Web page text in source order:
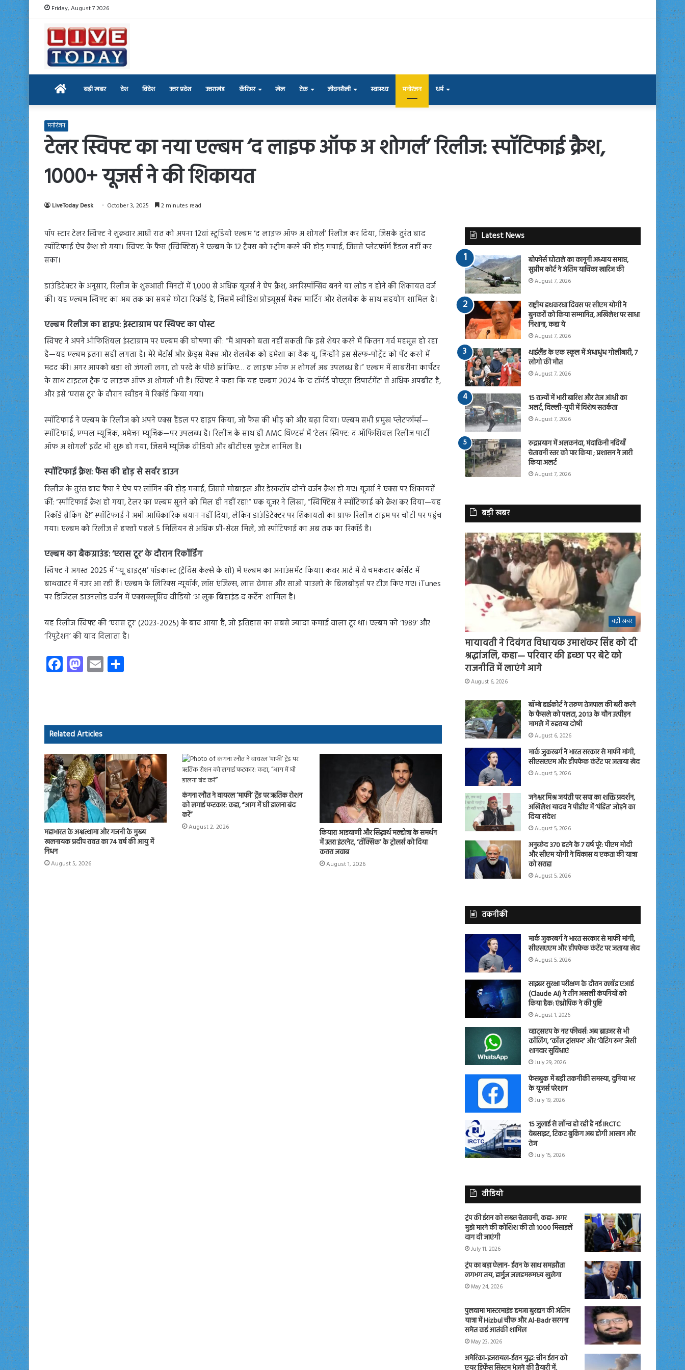
Friday, August 7 2026
Home बड़ी खबर देश विदेश उत्तर प्रदेश उत्तराखंड कॅरिअर खेल टेक जीवनशैली स्वास्थ्य मनोरंजन धर्म
मनोरंजन
टेलर स्विफ्ट का नया एल्बम ‘द लाइफ ऑफ अ शोगर्ल’ रिलीज: स्पॉटिफाई क्रैश,
1000+ यूजर्स ने की शिकायत
LiveToday Desk October 3, 2025 2 minutes read
पॉप स्टार टेलर स्विफ्ट ने शुक्रवार आधी रात को अपना 12वां स्टूडियो एल्बम ‘द लाइफ ऑफ अ शोगर्ल’ रिलीज कर दिया, जिसके तुरंत बाद
स्पॉटिफाई ऐप क्रैश हो गया। स्विफ्ट के फैंस (स्विफ्टिस) ने एल्बम के 12 ट्रैक्स को स्ट्रीम करने की होड़ मचाई, जिससे प्लेटफॉर्म हैंडल नहीं कर
सका।
डाउंडिटेक्टर के अनुसार, रिलीज के शुरुआती मिनटों में 1,000 से अधिक यूजर्स ने ऐप क्रैश, अनरिस्पॉन्सिव बनने या लोड न होने की शिकायत दर्ज
की। यह एल्बम स्विफ्ट का अब तक का सबसे छोटा रिकॉर्ड है, जिसमें स्वीडिश प्रोड्यूसर्स मैक्स मार्टिन और शेलबैक के साथ सहयोग शामिल है।
एल्बम रिलीज का हाइप: इंस्टाग्राम पर स्विफ्ट का पोस्ट
स्विफ्ट ने अपने ऑफिशियल इंस्टाग्राम पर एल्बम की घोषणा की: “मैं आपको बता नहीं सकती कि इसे शेयर करने में कितना गर्व महसूस हो रहा
है—यह एल्बम इतना सही लगता है। मेरे मेंटॉर्स और फ्रेंड्स मैक्स और शेलबैक को हमेशा का थैंक यू, जिन्होंने इस सेल्फ-पोर्ट्रेट को पेंट करने में
मदद की। अगर आपको बड़ा शो जंगली लगा, तो परदे के पीछे झांकिए… द लाइफ ऑफ अ शोगर्ल अब उपलब्ध है।” एल्बम में साबरीना कार्पेंटर
के साथ टाइटल ट्रैक ‘द लाइफ ऑफ अ शोगर्ल’ भी है। स्विफ्ट ने कहा कि यह एल्बम 2024 के ‘द टॉर्चर्ड पोएट्स डिपार्टमेंट’ से अधिक अपबीट है,
और इसे ‘एरास टूर’ के दौरान स्वीडन में रिकॉर्ड किया गया।
स्पॉटिफाई ने एल्बम के रिलीज को अपने एक्स हैंडल पर हाइप किया, जो फैंस की भीड़ को और बढ़ा दिया। एल्बम सभी प्रमुख प्लेटफॉर्म्स—
स्पॉटिफाई, एप्पल म्यूजिक, अमेजन म्यूजिक—पर उपलब्ध है। रिलीज के साथ ही AMC थिएटर्स में ‘टेलर स्विफ्ट: द ऑफिशियल रिलीज पार्टी
ऑफ अ शोगर्ल’ इवेंट भी शुरू हो गया, जिसमें म्यूजिक वीडियो और बीटीएस फुटेज शामिल हैं।
स्पॉटिफाई क्रैश: फैंस की होड़ से सर्वर डाउन
रिलीज के तुरंत बाद फैंस ने ऐप पर लॉगिन की होड़ मचाई, जिससे मोबाइल और डेस्कटॉप दोनों वर्जन क्रैश हो गए। यूजर्स ने एक्स पर शिकायतें
कीं: “स्पॉटिफाई क्रैश हो गया, टेलर का एल्बम सुनने को मिल ही नहीं रहा!” एक यूजर ने लिखा, “स्विफ्टिस ने स्पॉटिफाई को क्रैश कर दिया—यह
रिकॉर्ड ब्रेकिंग है!” स्पॉटिफाई ने अभी आधिकारिक बयान नहीं दिया, लेकिन डाउंडिटेक्टर पर शिकायतों का ग्राफ रिलीज टाइम पर चोटी पर पहुंच
गया। एल्बम को रिलीज से हफ्तों पहले 5 मिलियन से अधिक प्री-सेव्स मिले, जो स्पॉटिफाई का अब तक का रिकॉर्ड है।
एल्बम का बैकग्राउंड: ‘एरास टूर’ के दौरान रिकॉर्डिंग
स्विफ्ट ने अगस्त 2025 में ‘न्यू हाइट्स’ पॉडकास्ट (ट्रैविस केल्से के शो) में एल्बम का अनाउंसमेंट किया। कवर आर्ट में वे चमकदार कॉर्सेट में
बाथवाटर में नजर आ रही हैं। एल्बम के लिरिक्स न्यूयॉर्क, लॉस एंजिल्स, लास वेगास और साओ पाउलो के बिलबोर्ड्स पर टीज किए गए। iTunes
पर डिजिटल डाउनलोड वर्जन में एक्सक्लूसिव वीडियो ‘अ लुक बिहाइंड द कर्टेन’ शामिल है।
यह रिलीज स्विफ्ट की ‘एरास टूर’ (2023-2025) के बाद आया है, जो इतिहास का सबसे ज्यादा कमाई वाला टूर था। एल्बम को ‘1989’ और
‘रिपुटेशन’ की याद दिलाता है।
Fa
ce
ok
M
as
o
n
E
m
Related Articles
महाभारत के अश्वत्थामा और गजनी के मुख्य
खलनायक प्रदीप रावत का 74 वर्ष की आयु में
निधन
August 5, 2026
कंगना रनौत ने वायरल ‘माफी’ ट्रेंड पर ऋतिक रोशन
को लगाई फटकार: कहा, “आग में घी डालना बंद
करें”
August 2, 2026
कियारा आडवाणी और सिद्धार्थ मल्होत्रा के समर्थन
में उतरा इंटरनेट, ‘टॉक्सिक’ के ट्रोलर्स को दिया
करारा जवाब
August 1, 2026
Latest News
बोफोर्स घोटाले का कानूनी अध्याय समाप्त,
सुप्रीम कोर्ट ने अंतिम याचिका खारिज की
August 7, 2026
राष्ट्रीय हथकरघा दिवस पर सीएम योगी ने
बुनकरों को किया सम्मानित, अखिलेश पर साधा
निशाना, कहा ये
August 7, 2026
थाईलैंड के एक स्कूल में अंधाधुंध गोलीबारी, 7
लोगो की मौत
August 7, 2026
15 राज्यों में भारी बारिश और तेज आंधी का
अलर्ट, दिल्ली-यूपी में विशेष सतर्कता
August 7, 2026
रुद्रप्रयाग में अलकनंदा, मंदाकिनी नदियाँ
चेतावनी स्तर को पार किया ; प्रशासन ने जारी
किया अलर्ट
August 7, 2026
बड़ी खबर
बड़ी खबर
मायावती ने दिवंगत विधायक उमाशंकर सिंह को दी
श्रद्धांजलि, कहा— परिवार की इच्छा पर बेटे को
राजनीति में लाएंगे आगे
August 6, 2026
बॉम्बे हाईकोर्ट ने तरुण तेजपाल की बरी करने
के फैसले को पलटा, 2013 के यौन उत्पीड़न
मामले में ठहराया दोषी
August 6, 2026
मार्क जुकरबर्ग ने भारत सरकार से माफी मांगी,
सीएसएएम और डीपफेक कंटेंट पर जताया खेद
August 5, 2026
जनेश्वर मिश्र जयंती पर सपा का शक्ति प्रदर्शन,
अखिलेश यादव ने पीडीए में ‘पंडित’ जोड़ने का
दिया संदेश
August 5, 2026
अनुच्छेद 370 हटने के 7 वर्ष पूरे: पीएम मोदी
और सीएम योगी ने विकास व एकता की यात्रा
को सराहा
August 5, 2026
तकनीकी
मार्क जुकरबर्ग ने भारत सरकार से माफी मांगी,
सीएसएएम और डीपफेक कंटेंट पर जताया खेद
August 5, 2026
साइबर सुरक्षा परीक्षण के दौरान क्लॉड एआई
(Claude AI) ने तीन असली कंपनियों को
किया हैक: एंथ्रोपिक ने की पुष्टि
August 1, 2026
व्हाट्सएप के नए फीचर्स: अब ब्राउजर से भी
कॉलिंग, ‘कॉल ट्रांसफर’ और ‘वेटिंग रूम’ जैसी
शानदार सुविधाएं
July 29, 2026
फेसबुक में बड़ी तकनीकी समस्या, दुनिया भर
के यूजर्स परेशान
July 19, 2026
15 जुलाई से लॉन्च हो रही है नई IRCTC
वेबसाइट, टिकट बुकिंग अब होगी आसान और
तेज
July 15, 2026
वीडियो
ट्रंप की ईरान को सख्त चेतावनी, कहा- अगर
मुझे मारने की कोशिश की तो 1000 मिसाइलें
दाग दी जाएंगी
July 11, 2026
ट्रंप का बड़ा ऐलान- ईरान के साथ समझौता
लगभग तय, हार्मुज जलडमरूमध्य खुलेगा
May 24, 2026
पुलवामा मास्टरमाइंड हमजा बुरहान की अंतिम
यात्रा में Hizbul चीफ और Al-Badr सरगना
समेत कई आतंकी शामिल
May 23, 2026
अमेरिका-इजरायल-ईरान युद्ध: चीन ईरान को